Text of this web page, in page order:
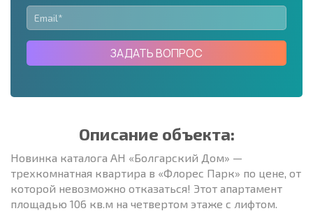
ЗАДАТЬ ВОПРОС
Описание объекта:
Новинка каталога АН «Болгарский Дом» —
трехкомнатная квартира в «Флорес Парк» по цене, от
которой невозможно отказаться! Этот апартамент
площадью 106 кв.м на четвертом этаже с лифтом.